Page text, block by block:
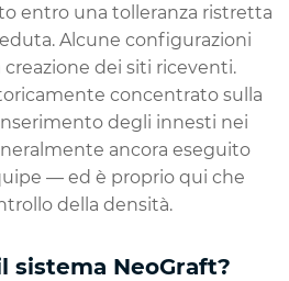
entro una tolleranza ristretta
Alcune configurazioni
dei siti riceventi.
concentrato sulla
degli innesti nei
ancora eseguito
— ed è proprio qui che
della densità.
sistema NeoGraft?